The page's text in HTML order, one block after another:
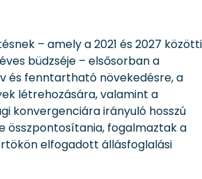
– amely a 2021 és 2027 közötti
büdzséje – elsősorban a
és fenntartható növekedésre, a
létrehozására, valamint a
konvergenciára irányuló hosszú
összpontosítania, fogalmaztak a
elfogadott állásfoglalási